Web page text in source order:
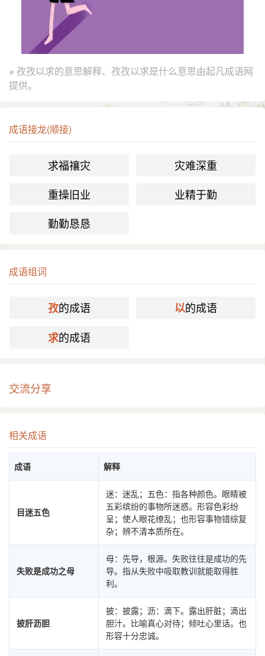
※ 孜孜以求的意思解释、孜孜以求是什么意思由起凡成语网
提供。
成语接龙(顺接)
求福禳灾
灾难深重
重操旧业
业精于勤
勤勤恳恳
成语组词
孜的成语 以的成语
求的成语
交流分享
相关成语
成语 解释
目迷五色
迷：迷乱；五色：指各种颜色。眼睛被
五彩缤纷的事物所迷惑。形容色彩纷
呈；使人眼花缭乱；也形容事物错综复
杂；辨不清本质所在。
失败是成功之母
母：先导，根源。失败往往是成功的先
导。指从失败中吸取教训就能取得胜
利。
披肝沥胆
披：披露；沥：滴下。露出肝脏；滴出
胆汁。比喻真心对待；倾吐心里话。也
形容十分忠诚。